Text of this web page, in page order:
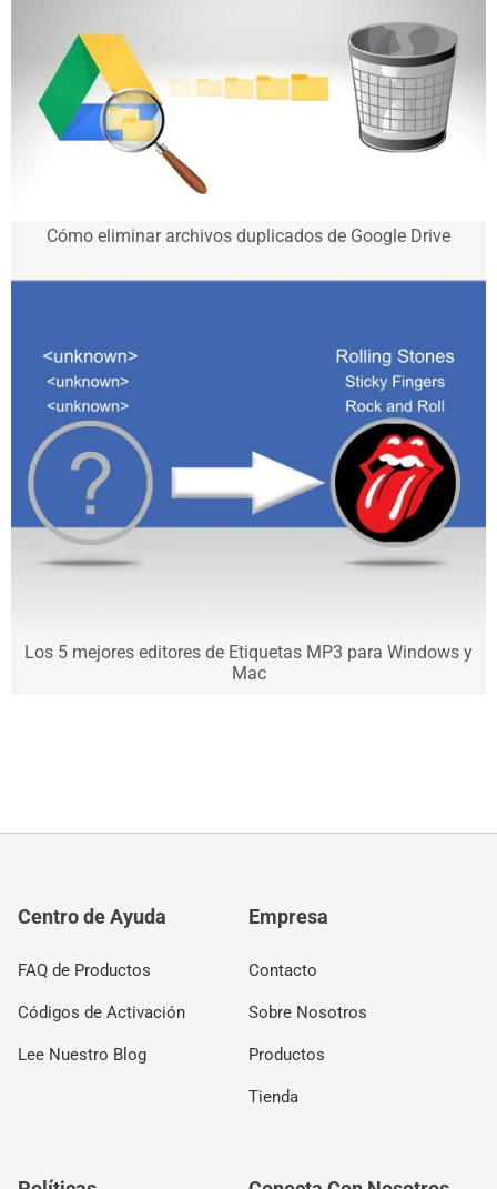
Cómo eliminar archivos duplicados de Google Drive
Los 5 mejores editores de Etiquetas MP3 para Windows y
Mac
Centro de Ayuda
FAQ de Productos
Códigos de Activación
Lee Nuestro Blog
Empresa
Contacto
Sobre Nosotros
Productos
Tienda